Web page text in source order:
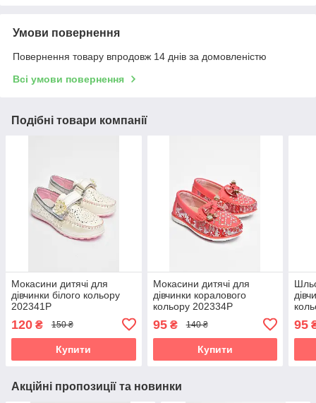
Умови повернення
Повернення товару впродовж 14 днів за домовленістю
Всі умови повернення
Подібні товари компанії
Мокасини дитячі для
дівчинки білого кольору
202341P
120 ₴ 150 ₴
Купити
Мокасини дитячі для
дівчинки коралового
кольору 202334P
95₴ 140 ₴
Купити
95
Акційні пропозиції та новинки